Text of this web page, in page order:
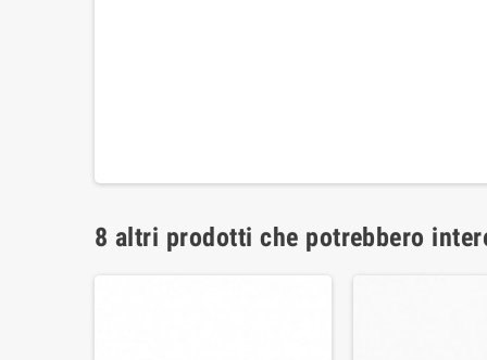
8 altri prodotti che potrebbero